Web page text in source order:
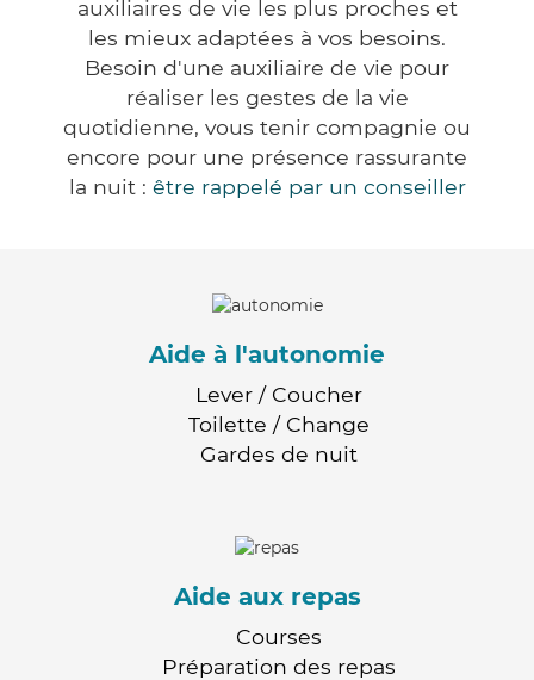
auxiliaires de vie les plus proches et
les mieux adaptées à vos besoins.
Besoin d'une auxiliaire de vie pour
réaliser les gestes de la vie
quotidienne, vous tenir compagnie ou
encore pour une présence rassurante
la nuit : être rappelé par un conseiller
Aide à l'autonomie
Lever / Coucher
Toilette / Change
Gardes de nuit
Aide aux repas
Courses
Préparation des repas